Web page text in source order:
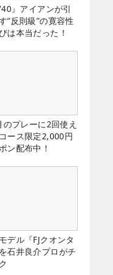
』アイアンが引
“反則級”の寛容性
は本当だった！
のプレーに2回使え
ース限定2,000円
ン配布中！
デル『FJクオンタ
石井良介プロがチ